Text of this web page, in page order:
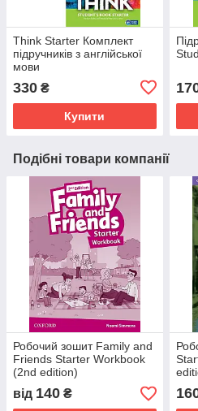
Think Starter Комплект
підручників з англійської
мови
330 ₴
Купити
Подібні товари компанії
Робочий зошит Family and
Friends Starter Workbook
(2nd edition)
від 140 ₴